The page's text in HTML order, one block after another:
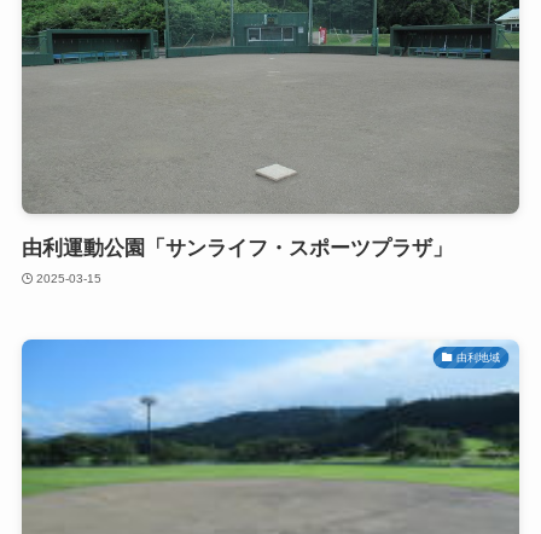
由利運動公園「サンライフ・スポーツプラザ」
2025-03-15
由利地域